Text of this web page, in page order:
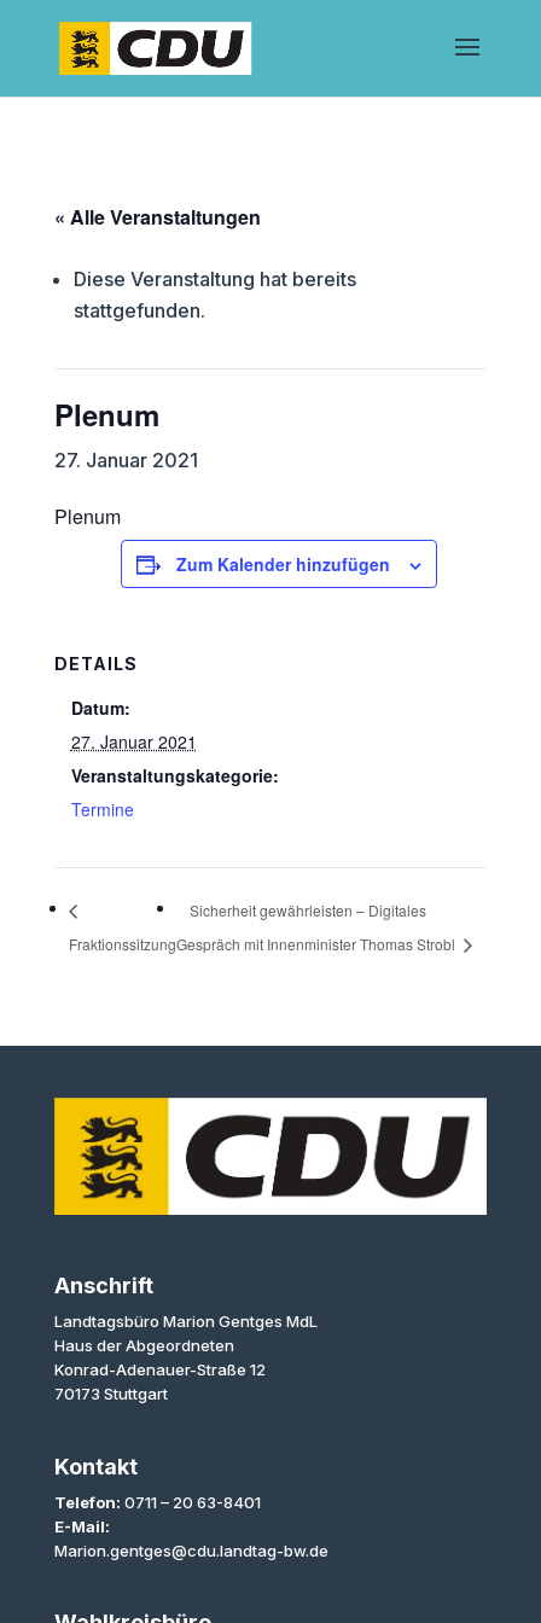
« Alle Veranstaltungen
Diese Veranstaltung hat bereits
stattgefunden.
Plenum
27. Januar 2021
Plenum
Zum Kalender hinzufügen
DETAILS
Datum:
27. Januar 2021
Veranstaltungskategorie:
Termine
Fraktionssitzung
Sicherheit gewährleisten – Digitales
Gespräch mit Innenminister Thomas Strobl
Anschrift
Landtagsbüro Marion Gentges MdL
Haus der Abgeordneten
Konrad-Adenauer-Straße 12
70173 Stuttgart
Kontakt
Telefon: 0711 – 20 63-8401
E-Mail:
Marion.gentges@cdu.landtag-bw.de